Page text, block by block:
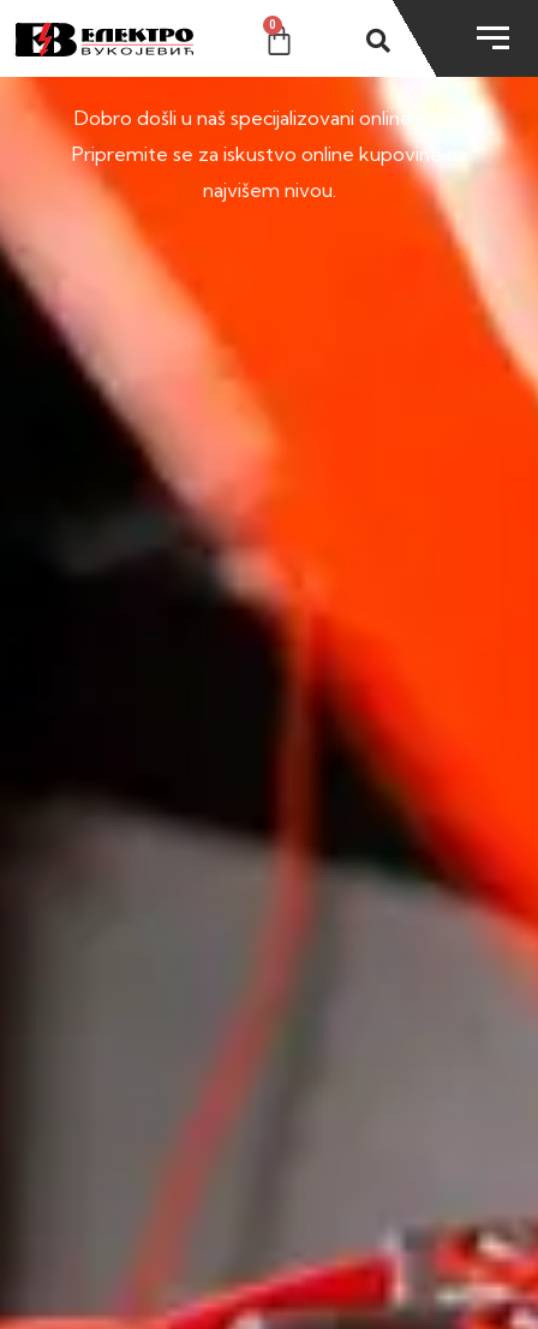
0
SHOP
Dobro došli u naš specijalizovani online shop.
Pripremite se za iskustvo online kupovine na
najvišem nivou.